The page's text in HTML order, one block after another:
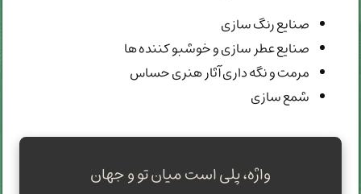
صنایع رنگ سازی
صنایع عطر سازی و خوشبو کننده ها
مرمت و نگه داری آثار هنری حساس
شمع سازی
واژه، پلی است میان تو و جهان